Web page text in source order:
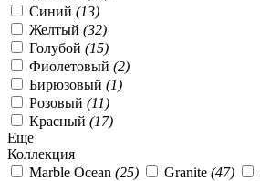
Синий (13)
Желтый (32)
Голубой (15)
Фиолетовый (2)
Бирюзовый (1)
Розовый (11)
Красный (17)
Еще
Коллекция
Marble Ocean (25) Granite (47)